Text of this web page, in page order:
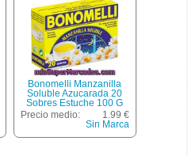
Bonomelli Manzanilla
Soluble Azucarada 20
Sobres Estuche 100 G
Precio medio:
1.99 €
Sin Marca